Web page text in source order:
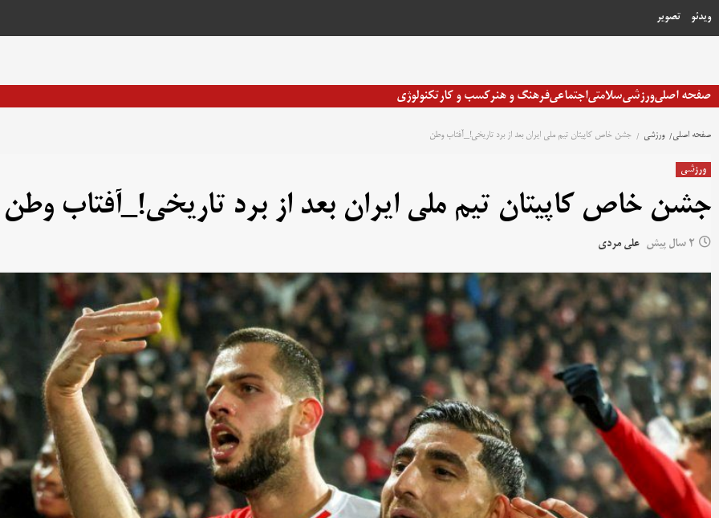
به
ویدئو تصویر
صفحه اصلیورزشیسلامتیاجتماعیفرهنگ و هنرکسب و کارتکنولوژی
صفحه اصلی ورزشی جشن خاص کاپیتان تیم ملی ایران بعد از برد تاریخی!_آفتاب وطن
ورزشی
جشن خاص کاپیتان تیم ملی ایران بعد از برد تاریخی!_آفتاب وطن
2 سال پیش علی مردی